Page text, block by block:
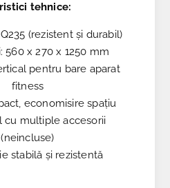
tehnice:
(rezistent și durabil)
560 x 270 x 1250 mm
pentru bare aparat
fitness
economisire spațiu
cu multiple accesorii
(neincluse)
stabilă și rezistentă